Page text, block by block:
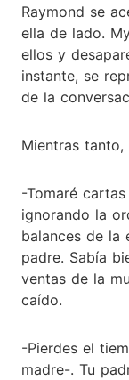
Raymond se
ella de lado.
ellos y
instante, se
de la
Mientras
-Tomaré
ignorando la
balances de la
padre. Sabía
ventas de la
caído.
-Pierdes el
madre-. Tu